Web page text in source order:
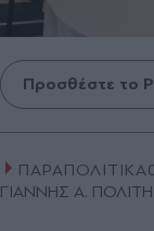
Προσθέστε το
ΠΑΡΑΠΟΛΙΤΙΚΑ
ΓΙΑΝΝΗΣ Α.